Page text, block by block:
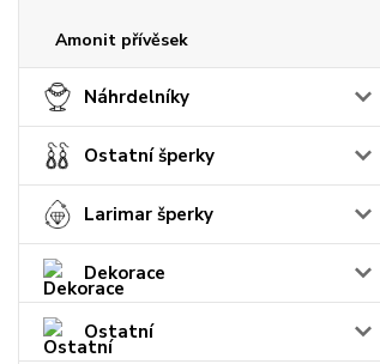
Amonit přívěsek
Náhrdelníky
Ostatní šperky
Larimar šperky
Dekorace
Ostatní